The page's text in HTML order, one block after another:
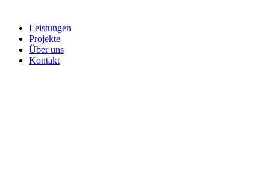
Close
Menu
Leistungen
Projekte
Über uns
Kontakt